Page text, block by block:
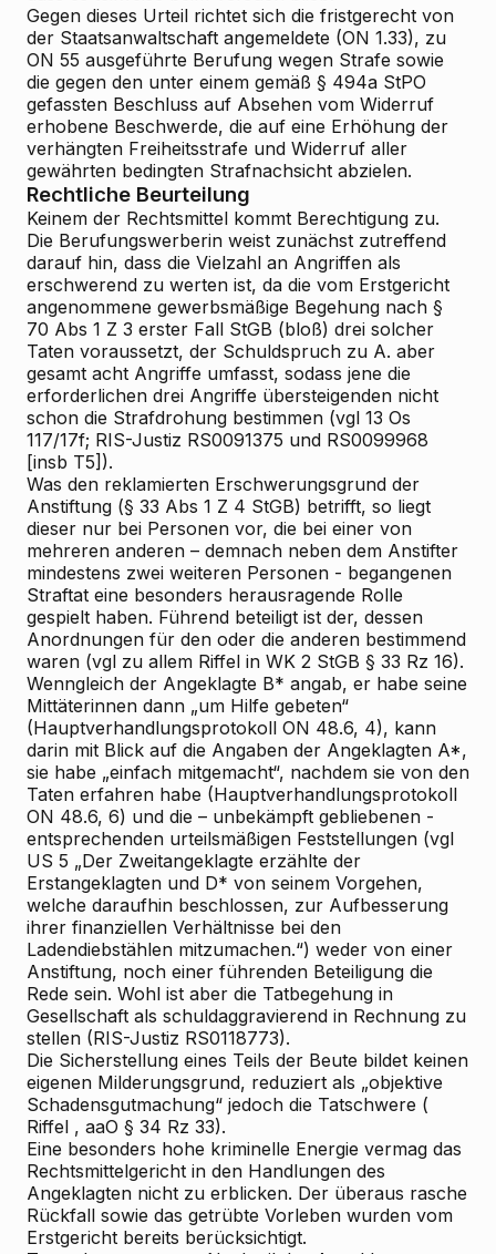
Gegen dieses Urteil richtet sich die fristgerecht von
der Staatsanwaltschaft angemeldete (ON 1.33), zu
ON 55 ausgeführte Berufung wegen Strafe sowie
die gegen den unter einem gemäß § 494a StPO
gefassten Beschluss auf Absehen vom Widerruf
erhobene Beschwerde, die auf eine Erhöhung der
verhängten Freiheitsstrafe und Widerruf aller
gewährten bedingten Strafnachsicht abzielen.
Rechtliche Beurteilung
Keinem der Rechtsmittel kommt Berechtigung zu.
Die Berufungswerberin weist zunächst zutreffend
darauf hin, dass die Vielzahl an Angriffen als
erschwerend zu werten ist, da die vom Erstgericht
angenommene gewerbsmäßige Begehung nach §
70 Abs 1 Z 3 erster Fall StGB (bloß) drei solcher
Taten voraussetzt, der Schuldspruch zu A. aber
gesamt acht Angriffe umfasst, sodass jene die
erforderlichen drei Angriffe übersteigenden nicht
schon die Strafdrohung bestimmen (vgl 13 Os
117/17f; RIS-Justiz RS0091375 und RS0099968
[insb T5]).
Was den reklamierten Erschwerungsgrund der
Anstiftung (§ 33 Abs 1 Z 4 StGB) betrifft, so liegt
dieser nur bei Personen vor, die bei einer von
mehreren anderen – demnach neben dem Anstifter
mindestens zwei weiteren Personen - begangenen
Straftat eine besonders herausragende Rolle
gespielt haben. Führend beteiligt ist der, dessen
Anordnungen für den oder die anderen bestimmend
waren (vgl zu allem Riffel in WK 2 StGB § 33 Rz 16).
Wenngleich der Angeklagte B* angab, er habe seine
Mittäterinnen dann „um Hilfe gebeten“
(Hauptverhandlungsprotokoll ON 48.6, 4), kann
darin mit Blick auf die Angaben der Angeklagten A*,
sie habe „einfach mitgemacht“, nachdem sie von den
Taten erfahren habe (Hauptverhandlungsprotokoll
ON 48.6, 6) und die – unbekämpft gebliebenen -
entsprechenden urteilsmäßigen Feststellungen (vgl
US 5 „Der Zweitangeklagte erzählte der
Erstangeklagten und D* von seinem Vorgehen,
welche daraufhin beschlossen, zur Aufbesserung
ihrer finanziellen Verhältnisse bei den
Ladendiebstählen mitzumachen.“) weder von einer
Anstiftung, noch einer führenden Beteiligung die
Rede sein. Wohl ist aber die Tatbegehung in
Gesellschaft als schuldaggravierend in Rechnung zu
stellen (RIS-Justiz RS0118773).
Die Sicherstellung eines Teils der Beute bildet keinen
eigenen Milderungsgrund, reduziert als „objektive
Schadensgutmachung“ jedoch die Tatschwere (
Riffel , aaO § 34 Rz 33).
Eine besonders hohe kriminelle Energie vermag das
Rechtsmittelgericht in den Handlungen des
Angeklagten nicht zu erblicken. Der überaus rasche
Rückfall sowie das getrübte Vorleben wurden vom
Erstgericht bereits berücksichtigt.